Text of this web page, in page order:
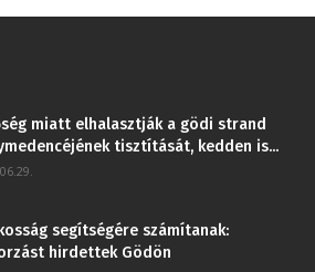
miatt elhalasztják a gödi strand
tisztítását, kedden is...
segítségére számítanak:
hirdettek Gödön